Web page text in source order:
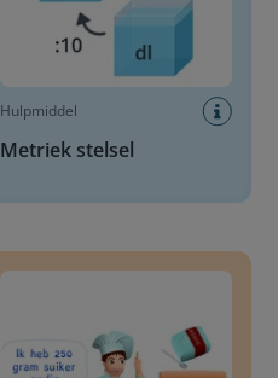
Hulpmiddel
Metriek stelsel